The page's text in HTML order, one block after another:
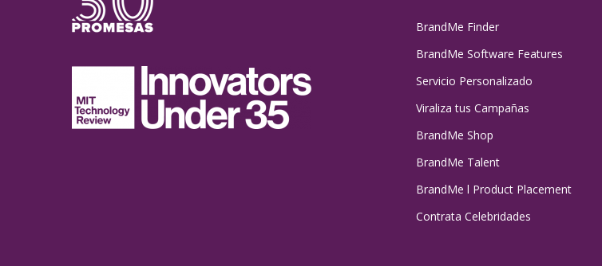
BrandMe Finder
BrandMe Software Features
Servicio Personalizado
Viraliza tus Campañas
BrandMe Shop
BrandMe Talent
BrandMe l Product Placement
Contrata Celebridades